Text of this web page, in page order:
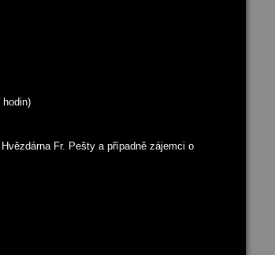
hodin)
Fr. Pešty a případně zájemci o